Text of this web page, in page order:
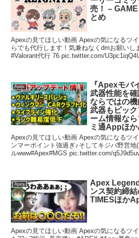
売！ –
とめ
Apexの見てほしい動画 Apexの気になるツ
らでも代行します！気兼ねなくdmお願いし
#Valorant代行 76 pic.twitter.com/
Apex
『Apexモバ
武器性能を
ならではの
武器もピッ
ーム情報な
ミ通Appほ
Apexの見てほしい動画 Apexの気になるツ
ンマーポイント強過ぎ♪そしてキジバ野営
ルwww#Apex#MGS pic.twitter.com/
Apex
Apex
ンス契約締
TIMESほか
Apexの見てほしい動画 Apexの気になるツ